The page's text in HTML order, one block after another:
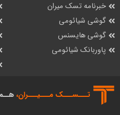
خبرنامه تسک میران
گوشی شیائومی
گوشی هایسنس
پاوربانک شیائومی
تـــســـک‌ مـــیـــران،